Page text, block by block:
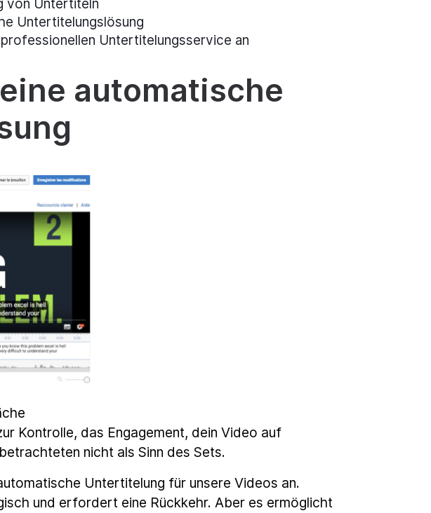
von Untertiteln
Untertitelungslösung
Untertitelungsservice an
automatische
Kontrolle, das Engagement, dein Video auf
nicht als Sinn des Sets.
Untertitelung für unsere Videos an.
und erfordert eine Rückkehr. Aber es ermöglicht